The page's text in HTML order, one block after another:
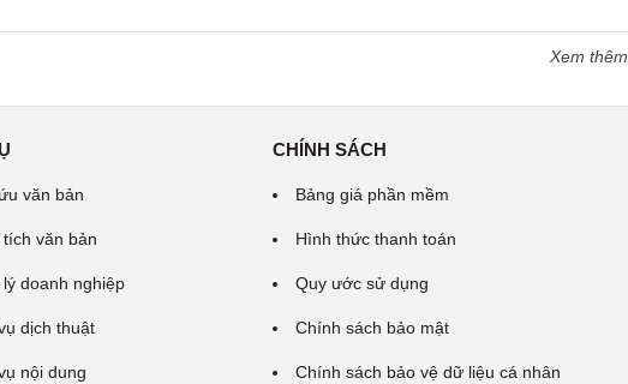
Xem thêm
văn bản
tích văn bản
lý doanh nghiệp
dịch thuật
nội dung
CHÍNH SÁCH
Bảng giá phần mềm
Hình thức thanh toán
Quy ước sử dụng
Chính sách bảo mật
Chính sách bảo vệ dữ liệu cá nhân